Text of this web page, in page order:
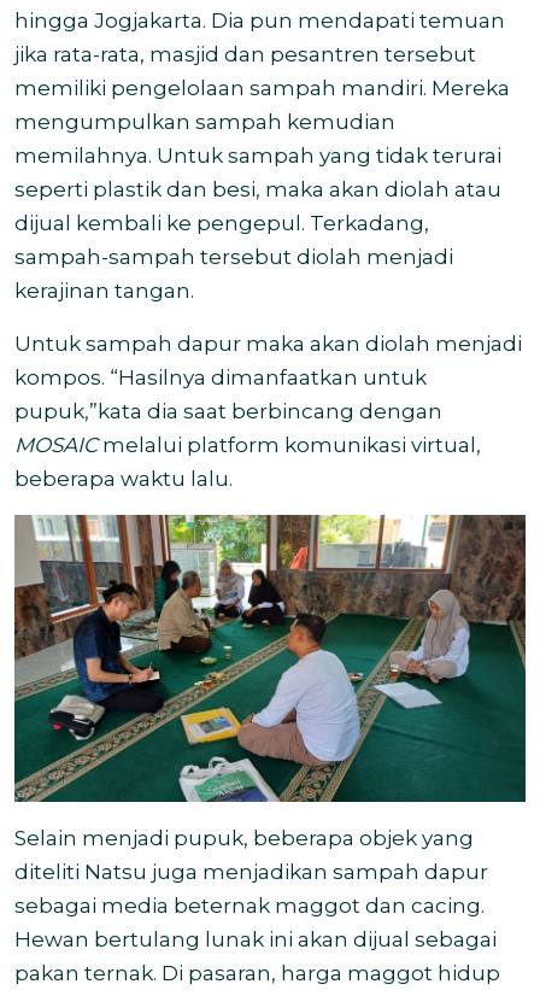
hingga Jogjakarta. Dia pun mendapati temuan
jika rata-rata, masjid dan pesantren tersebut
memiliki pengelolaan sampah mandiri. Mereka
mengumpulkan sampah kemudian
memilahnya. Untuk sampah yang tidak terurai
seperti plastik dan besi, maka akan diolah atau
dijual kembali ke pengepul. Terkadang,
sampah-sampah tersebut diolah menjadi
kerajinan tangan.
Untuk sampah dapur maka akan diolah menjadi
kompos. “Hasilnya dimanfaatkan untuk
pupuk,”kata dia saat berbincang dengan
MOSAICmelalui platform komunikasi virtual,
beberapa waktu lalu.
Selain menjadi pupuk, beberapa objek yang
diteliti Natsu juga menjadikan sampah dapur
sebagai media beternak maggot dan cacing.
Hewan bertulang lunak ini akan dijual sebagai
pakan ternak. Di pasaran, harga maggot hidup